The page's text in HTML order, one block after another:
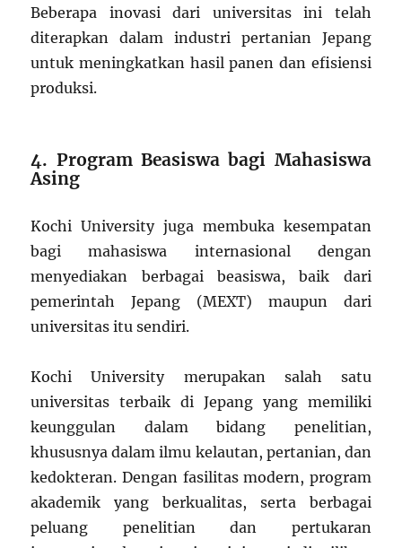
Beberapa inovasi dari universitas ini telah
diterapkan dalam industri pertanian Jepang
untuk meningkatkan hasil panen dan efisiensi
produksi.
4. Program Beasiswa bagi Mahasiswa
Asing
Kochi University juga membuka kesempatan
bagi mahasiswa internasional dengan
menyediakan berbagai beasiswa, baik dari
pemerintah Jepang (MEXT) maupun dari
universitas itu sendiri.
Kochi University merupakan salah satu
universitas terbaik di Jepang yang memiliki
keunggulan dalam bidang penelitian,
khususnya dalam ilmu kelautan, pertanian, dan
kedokteran. Dengan fasilitas modern, program
akademik yang berkualitas, serta berbagai
peluang penelitian dan pertukaran